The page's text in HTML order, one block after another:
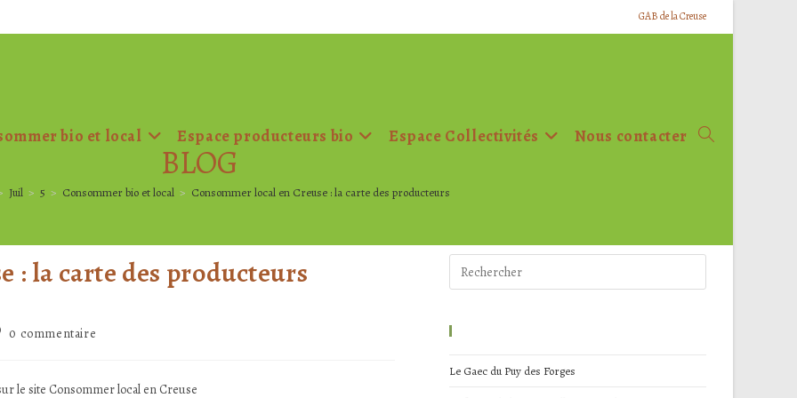
GAB de la Creuse
bio et local Espace producteurs bio Espace Collectivités Nous contacter
Toggle
BLOG
Juil > 5 > Consommer bio et local > Consommer local en Creuse : la carte des producteurs
: la carte des producteurs
:
0 commentaire
le site Consommer local en Creuse
Le Gaec du Puy des Forges